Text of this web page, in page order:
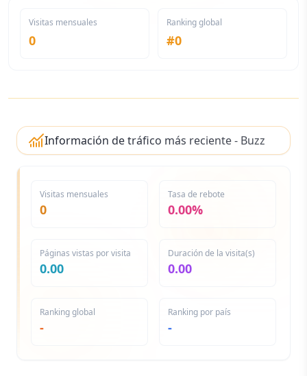
Visitas mensuales
0
Ranking global
#0
Información de tráfico más reciente - Buzz
Cut Filter
Visitas mensuales
0
Tasa de rebote
0.00%
Páginas vistas por visita
0.00
Duración de la visita(s)
0.00
Ranking global
-
Ranking por país
-